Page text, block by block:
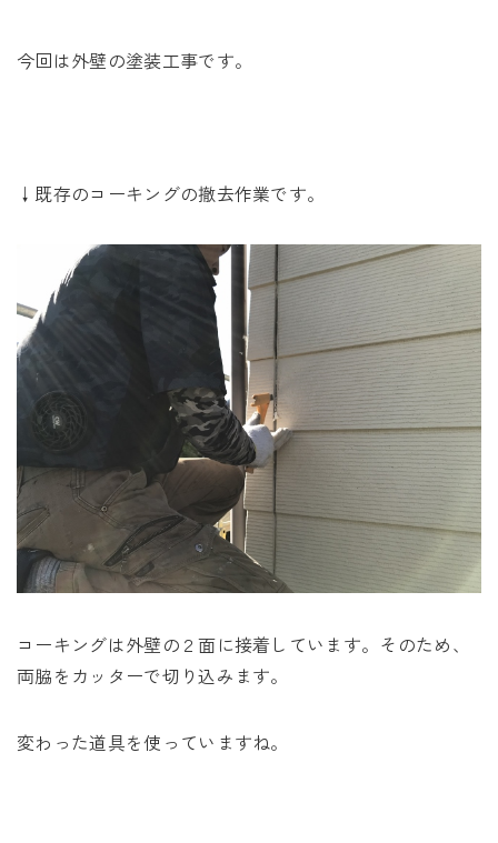
Tel. 0257-27-2157
今回は外壁の塗装工事です。
↓既存のコーキングの撤去作業です。
コーキングは外壁の２面に接着しています。そのため、
両脇をカッターで切り込みます。
変わった道具を使っていますね。